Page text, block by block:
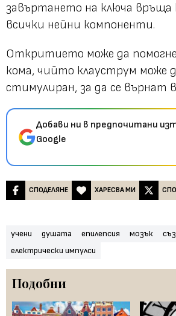
завъртането на ключа
всички нейни компоненти.
Откритието може да
кома, чийто клауструм може
стимулиран, за да се върнат в
Добави ни в предпочитани
Google
СПОДЕЛЯНЕ ХАРЕСВА МИ
учени душата епилепсия мозък
електрически импулси
Подобни